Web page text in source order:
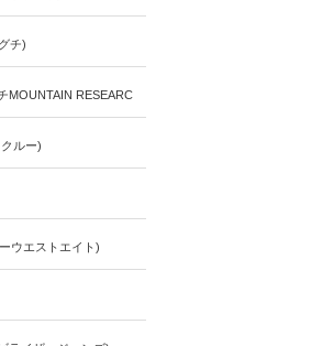
チ)
MOUNTAIN RESEARC
ルー)
ウエストエイト)